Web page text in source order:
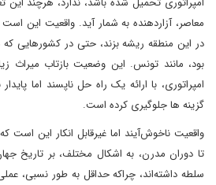
معاصر، آزاردهنده به شمار آید. واقعیت این
در این منطقه ریشه بزند، حتی در کشورهایی که
بود، مانند تونس. این وضعیت بازتاب میراث
امپراتوری، با ارائه یک راه حل ناپسند اما
گزینه ها جلوگیری کرده است.
واقعیت ناخوش‌آیند اما غیرقابل انکار این است
تا دوران مدرن، به اشکال مختلف، بر تاریخ
سلطه داشته‌اند، چراکه حداقل به طور نسبی،